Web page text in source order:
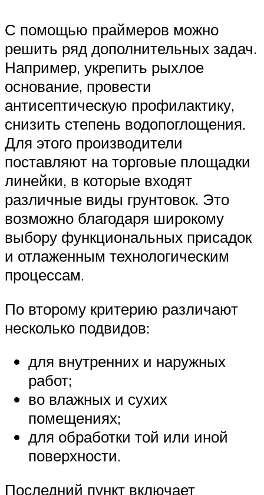
С помощью праймеров можно
решить ряд дополнительных задач.
Например, укрепить рыхлое
основание, провести
антисептическую профилактику,
снизить степень водопоглощения.
Для этого производители
поставляют на торговые площадки
линейки, в которые входят
различные виды грунтовок. Это
возможно благодаря широкому
выбору функциональных присадок
и отлаженным технологическим
процессам.
По второму критерию различают
несколько подвидов:
для внутренних и наружных
работ;
во влажных и сухих
помещениях;
для обработки той или иной
поверхности.
Последний пункт включает